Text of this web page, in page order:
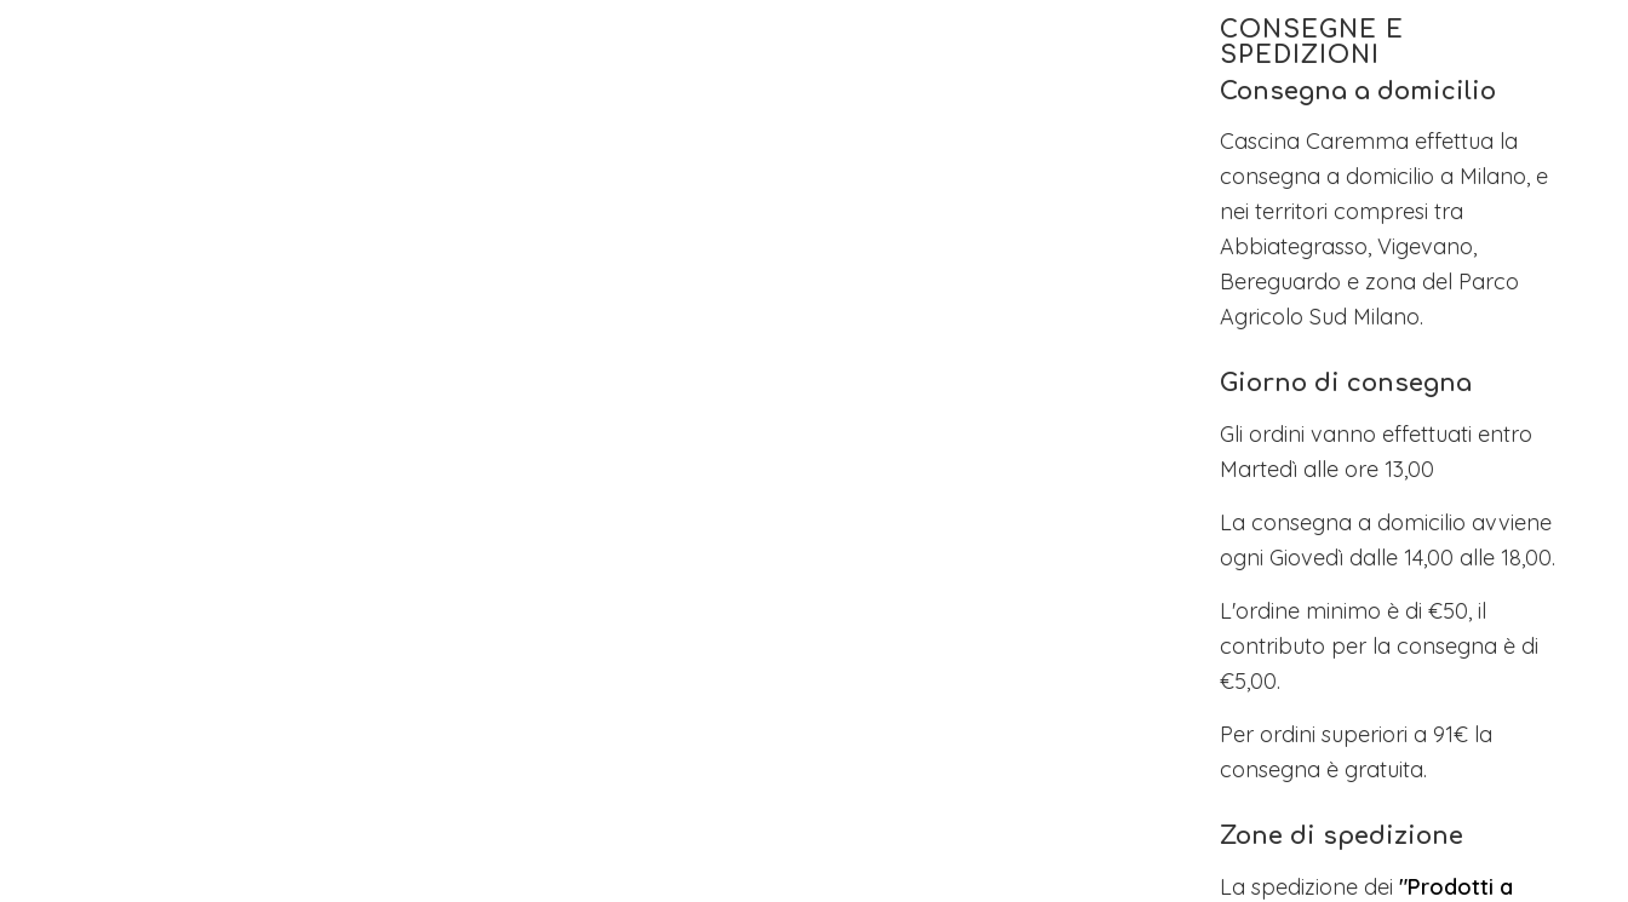
CONSEGNE E
SPEDIZIONI
Consegna a domicilio
Cascina Caremma effettua la
consegna a domicilio a Milano, e
nei territori compresi tra
Abbiategrasso, Vigevano,
Bereguardo e zona del Parco
Agricolo Sud Milano.
Giorno di consegna
Gli ordini vanno effettuati entro
Martedì alle ore 13,00
La consegna a domicilio avviene
ogni Giovedì dalle 14,00 alle 18,00.
L'ordine minimo è di €50, il
contributo per la consegna è di
€5,00.
Per ordini superiori a 91€ la
consegna è gratuita.
Zone di spedizione
La spedizione dei"Prodotti a